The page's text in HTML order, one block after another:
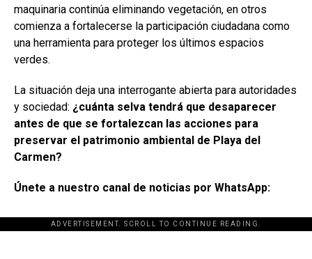
maquinaria continúa eliminando vegetación, en otros
comienza a fortalecerse la participación ciudadana como
una herramienta para proteger los últimos espacios
verdes.
La situación deja una interrogante abierta para autoridades
y sociedad: ¿cuánta selva tendrá que desaparecer
antes de que se fortalezcan las acciones para
preservar el patrimonio ambiental de Playa del
Carmen?
Únete a nuestro canal de noticias por WhatsApp:
ADVERTISEMENT. SCROLL TO CONTINUE READING.
[adsforwp id="243463"]